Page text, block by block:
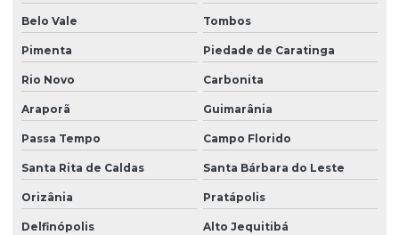
Belo Vale Tombos
Pimenta Piedade de Caratinga
Rio Novo Carbonita
Araporã Guimarânia
Passa Tempo Campo Florido
Santa Rita de Caldas Santa Bárbara do Leste
Orizânia Pratápolis
Delfinópolis Alto Jequitibá